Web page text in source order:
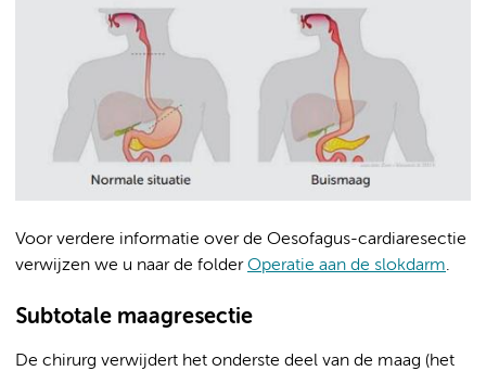
Voor verdere informatie over de Oesofagus-cardiaresectie
verwijzen we u naar de folderOperatie aan de slokdarm.
Subtotale maagresectie
De chirurg verwijdert het onderste deel van de maag (het